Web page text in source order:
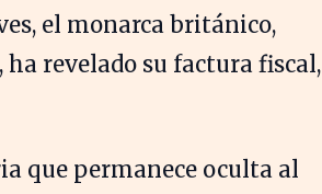
el monarca británico,
revelado su factura fiscal,
que permanece oculta al